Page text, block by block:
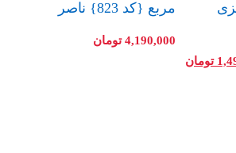
تومان
مربع {کد 823} ناصر
4,190,000 تومان